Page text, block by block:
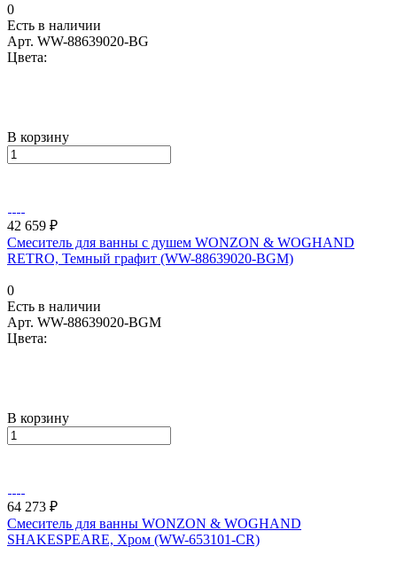
0
Есть в наличии
Арт. WW-88639020-BG
Цвета:
В корзину
42 659 ₽
Смеситель для ванны с душем WONZON & WOGHAND
RETRO, Темный графит (WW-88639020-BGM)
0
Есть в наличии
Арт. WW-88639020-BGM
Цвета:
В корзину
64 273 ₽
Смеситель для ванны WONZON & WOGHAND
SHAKESPEARE, Хром (WW-653101-CR)